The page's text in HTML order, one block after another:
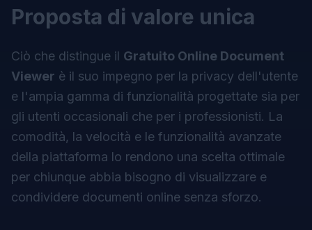
Proposta di valore unica
Ciò che distingue il Gratuito Online Document
Viewer è il suo impegno per la privacy dell'utente
e l'ampia gamma di funzionalità progettate sia per
gli utenti occasionali che per i professionisti. La
comodità, la velocità e le funzionalità avanzate
della piattaforma lo rendono una scelta ottimale
per chiunque abbia bisogno di visualizzare e
condividere documenti online senza sforzo.